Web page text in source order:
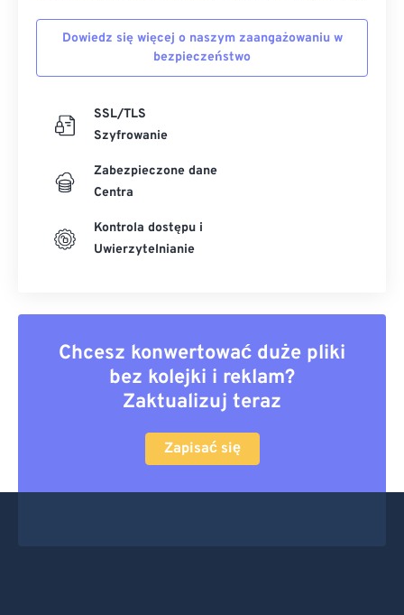
Dowiedz się więcej o naszym zaangażowaniu w
bezpieczeństwo
SSL/TLS
Szyfrowanie
Zabezpieczone dane
Centra
Kontrola dostępu i
Uwierzytelnianie
Chcesz konwertować duże pliki
bez kolejki i reklam?
Zaktualizuj teraz
Zapisać się